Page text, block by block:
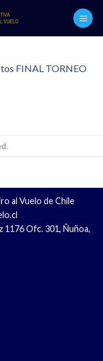
FINAL TORNEO
al Vuelo de Chile
1176 Ofc. 301, Ñuñoa,